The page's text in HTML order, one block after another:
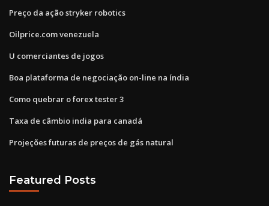
Preço da ação stryker robotics
Oilprice.com venezuela
U comerciantes de jogos
Boa plataforma de negociação on-line na índia
Como quebrar o forex tester 3
Taxa de câmbio india para canadá
Projeções futuras de preços de gás natural
Featured Posts